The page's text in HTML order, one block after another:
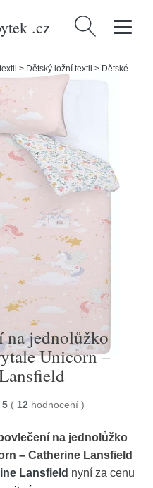
.cz Vyhledávání
> Dětský ložní textil > Dětské
135x200 cm Fairytale
na jednolůžko
Unicorn –
5 ( 12 hodnocení )
na jednolůžko
– Catherine Lansfield
Lansfield nyní za cenu